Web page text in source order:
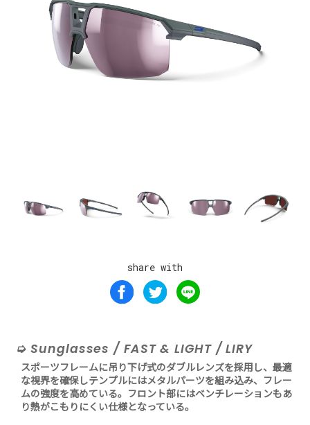
share with
Sunglasses / FAST & LIGHT / LIRY
スポーツフレームに吊り下げ式のダブルレンズを採用し、最適
な視界を確保しテンプルにはメタルパーツを組み込み、フレー
ムの強度を高めている。フロント部にはベンチレーションもあ
り熱がこもりにくい仕様となっている。